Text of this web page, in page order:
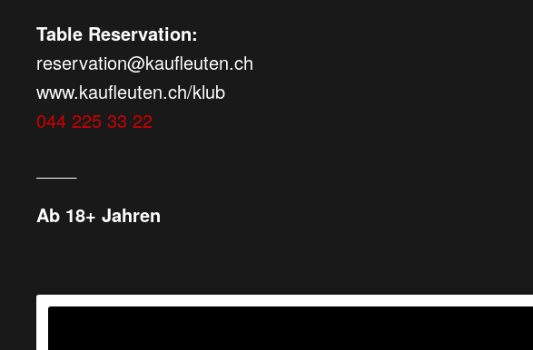
Table Reservation:
reservation@kaufleuten.ch
www.kaufleuten.ch/klub
044 225 33 22
Ab 18+ Jahren